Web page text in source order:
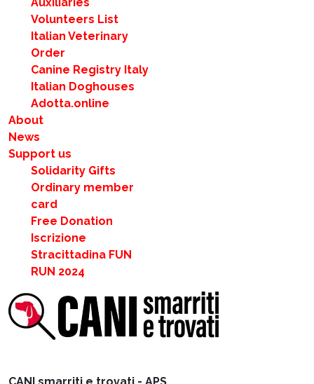
Volunteers List
Italian Veterinary
Order
Canine Registry Italy
Italian Doghouses
Adotta.online
About
News
Support us
Solidarity Gifts
Ordinary member
card
Free Donation
Iscrizione
Stracittadina FUN
RUN 2024